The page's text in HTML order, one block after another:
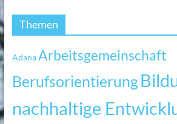
Themen
AdanaArbeitsgemeinschaft
Berufsorientierung
nachhaltige